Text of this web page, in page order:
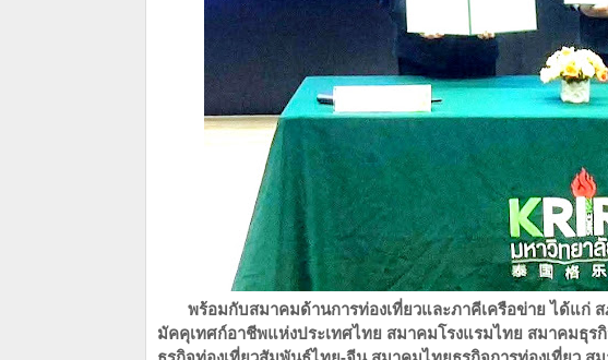
พร้อมกับสมาคมด้านการท่องเที่ยวและภาคีเครือข่าย​ ได้แก่​ ส
มัคคุเทศก์อาชีพแห่งประเทศไทย​ สมาคมโรงแรมไทย​ สมาคมธุร